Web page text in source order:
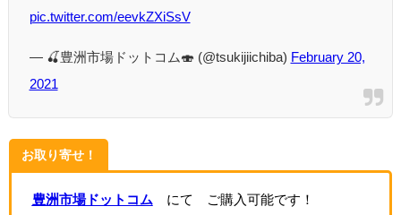
pic.twitter.com/eevkZXiSsV
— 🍒豊洲市場ドットコム🍣 (@tsukijiichiba) February 20,
2021
お取り寄せ！
豊洲市場ドットコム にて ご購入可能です！